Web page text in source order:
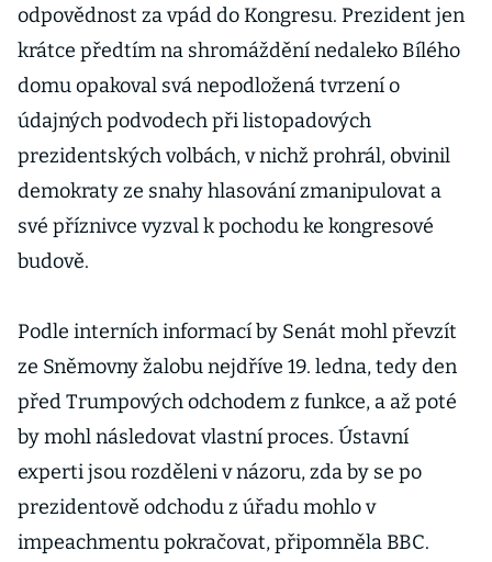
odpovědnost za vpád do Kongresu. Prezident jen
krátce předtím na shromáždění nedaleko Bílého
domu opakoval svá nepodložená tvrzení o
údajných podvodech při listopadových
prezidentských volbách, v nichž prohrál, obvinil
demokraty ze snahy hlasování zmanipulovat a
své příznivce vyzval k pochodu ke kongresové
budově.
Podle interních informací by Senát mohl převzít
ze Sněmovny žalobu nejdříve 19. ledna, tedy den
před Trumpových odchodem z funkce, a až poté
by mohl následovat vlastní proces. Ústavní
experti jsou rozděleni v názoru, zda by se po
prezidentově odchodu z úřadu mohlo v
impeachmentu pokračovat, připomněla BBC.